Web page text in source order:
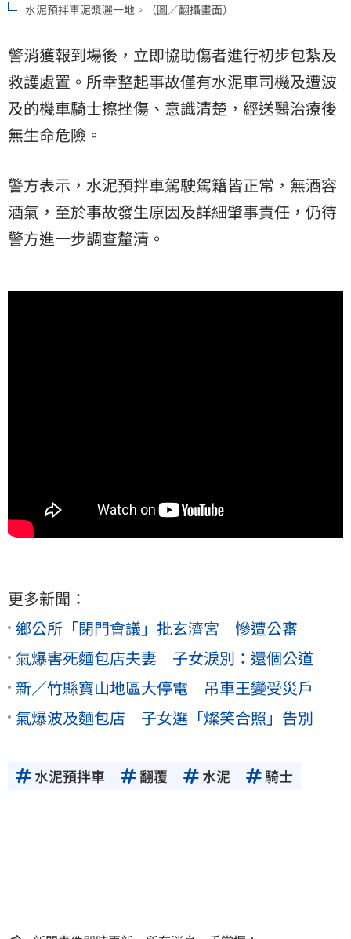
水泥預拌車泥漿灑一地。（圖／翻攝畫面）
警消獲報到場後，立即協助傷者進行初步包紮及
救護處置。所幸整起事故僅有水泥車司機及遭波
及的機車騎士擦挫傷、意識清楚，經送醫治療後
無生命危險。
警方表示，水泥預拌車駕駛駕籍皆正常，無酒容
酒氣，至於事故發生原因及詳細肇事責任，仍待
警方進一步調查釐清。
更多新聞：
鄉公所「閉門會議」批玄濟宮 慘遭公審
氣爆害死麵包店夫妻 子女淚別：還個公道
新／竹縣寶山地區大停電 吊車王變受災戶
氣爆波及麵包店 子女選「燦笑合照」告別
水泥預拌車 翻覆 水泥 騎士